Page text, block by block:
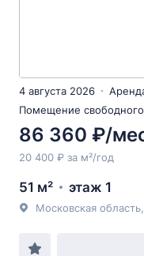
4 августа 2026
Помещение
86 360 ₽/
20 400 ₽ за м²/год
51 м² этаж 1
Московская область